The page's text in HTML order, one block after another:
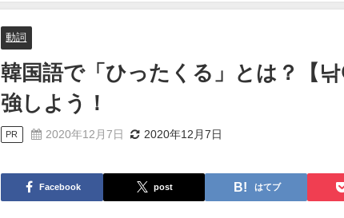
動詞
韓国語で「ひったくる」とは？【
強しよう！
PR 2020年12月7日 2020年12月7日
Facebook post はてブ